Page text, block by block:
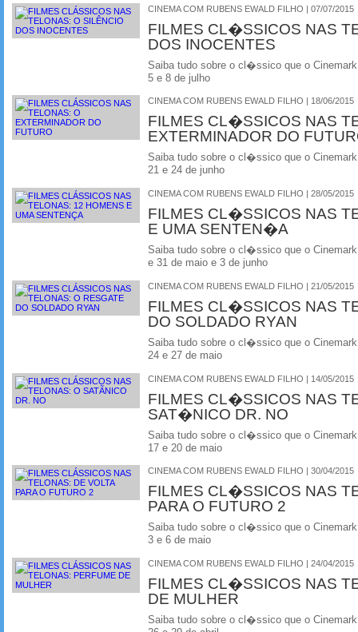
CINEMA COM RUBENS EWALD FILHO | 07/07/2015
FILMES CL�SSICOS NAS
DOS INOCENTES
Saiba tudo sobre o cl�ssico que o
5 e 8 de julho
CINEMA COM RUBENS EWALD FILHO | 18/06/2015
FILMES CL�SSICOS NAS
EXTERMINADOR DO
Saiba tudo sobre o cl�ssico que o
21 e 24 de junho
CINEMA COM RUBENS EWALD FILHO | 28/05/2015
FILMES CL�SSICOS NAS
E UMA SENTEN�A
Saiba tudo sobre o cl�ssico que o
e 31 de maio e 3 de junho
CINEMA COM RUBENS EWALD FILHO | 21/05/2015
FILMES CL�SSICOS NAS
DO SOLDADO RYAN
Saiba tudo sobre o cl�ssico que o
24 e 27 de maio
CINEMA COM RUBENS EWALD FILHO | 14/05/2015
FILMES CL�SSICOS NAS
SAT�NICO DR. NO
Saiba tudo sobre o cl�ssico que o
17 e 20 de maio
CINEMA COM RUBENS EWALD FILHO | 30/04/2015
FILMES CL�SSICOS NAS
PARA O FUTURO 2
Saiba tudo sobre o cl�ssico que o
3 e 6 de maio
CINEMA COM RUBENS EWALD FILHO | 24/04/2015
FILMES CL�SSICOS NAS
DE MULHER
Saiba tudo sobre o cl�ssico que o